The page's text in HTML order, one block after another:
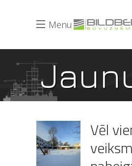
Menu
Vēl